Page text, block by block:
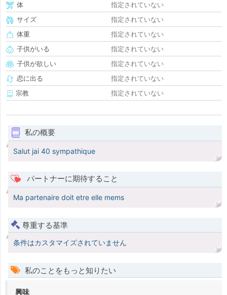
体
指定されていない
サイズ
指定されていない
体重
指定されていない
子供がいる
指定されていない
子供が欲しい
指定されていない
恋に出る
指定されていない
宗教
指定されていない
私の概要
Salut jai 40 sympathique
パートナーに期待すること
Ma partenaire doit etre elle mems
尊重する基準
条件はカスタマイズされていません
私のことをもっと知りたい
興味